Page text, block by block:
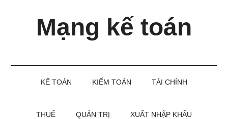
Mạng kế toán
KẾ TOÁN KIỂM TOÁN TÀI CHÍNH
THUẾ QUẢN TRỊ XUẤT NHẬP KHẨU